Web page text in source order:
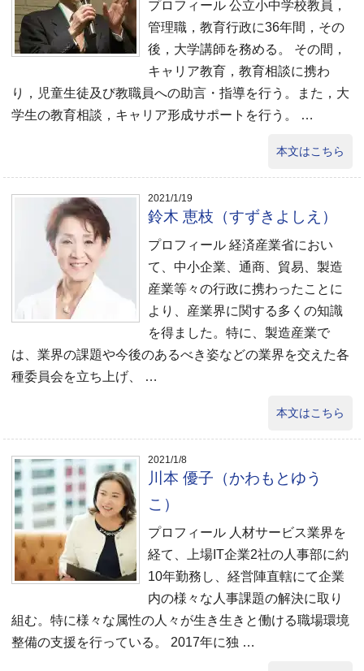
プロフィール 公立小中学校教員，
管理職，教育行政に36年間，その
後，大学講師を務める。 その間，
キャリア教育，教育相談に携わ
り，児童生徒及び教職員への助言・指導を行う。また，大
学生の教育相談，キャリア形成サポートを行う。 …
本文はこちら
2021/1/19
鈴木 恵枝（すずきよしえ）
プロフィール 経済産業省におい
て、中小企業、通商、貿易、製造
産業等々の行政に携わったことに
より、産業界に関する多くの知識
を得ました。特に、製造産業で
は、業界の課題や今後のあるべき姿などの業界を交えた各
種委員会を立ち上げ、 …
本文はこちら
2021/1/8
川本 優子（かわもとゆう
こ）
プロフィール 人材サービス業界を
経て、上場IT企業2社の人事部に約
10年勤務し、経営陣直轄にて企業
内の様々な人事課題の解決に取り
組む。特に様々な属性の人々が生き生きと働ける職場環境
整備の支援を行っている。 2017年に独 …